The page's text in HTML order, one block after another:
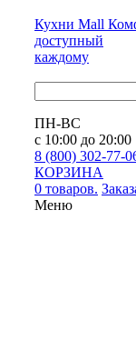
Кухни Mall
доступный
каждому
ПН-ВС
с 10:00 до 20:00
8 (800) 302-77-
КОРЗИНА
0 товаров.
Меню